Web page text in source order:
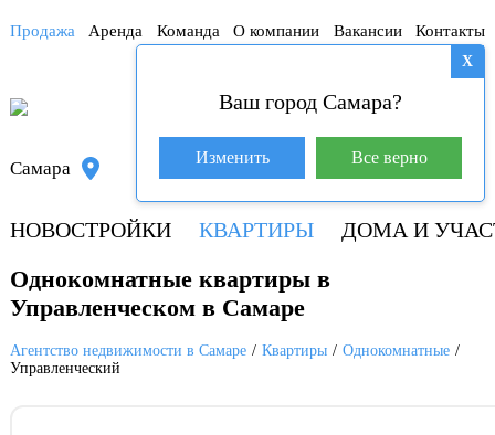
Продажа Аренда Команда О компании Вакансии Контакты
База покупателей (601)
Самара 8 800 250-04-53
НОВОСТРОЙКИ КВАРТИРЫ ДОМА И
X
Ваш город Самара?
Изменить Все верно
Однокомнатные квартиры в
Управленческом в Самаре
Агентство недвижимости в Самаре Квартиры
Однокомнатные
Управленческий